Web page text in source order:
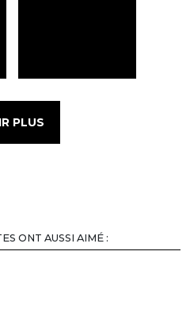
PLUS
ONT AUSSI AIMÉ :